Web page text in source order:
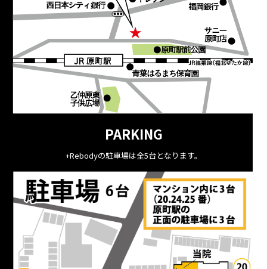
PARKING
+Rebodyの駐車場は全5台となります。